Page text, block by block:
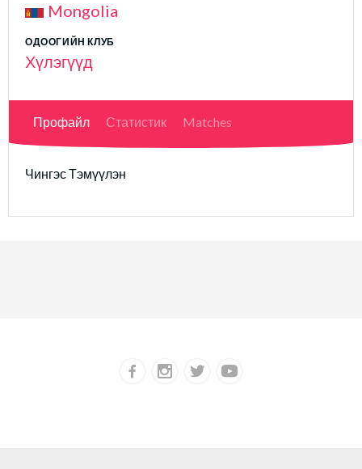
Mongolia
ОДООГИЙН КЛУБ
Хүлэгүүд
Профайл Статистик Matches
Чингэс Тэмүүлэн